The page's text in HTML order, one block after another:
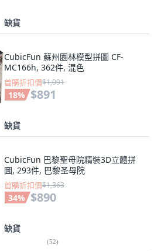
缺貨
CubicFun 蘇州園林模型拼圖 CF-
MC166h, 362件, 混色
首購折扣價$1,091
18% $891
缺貨
CubicFun 巴黎聖母院精裝3D立體拼
圖, 293件, 巴黎圣母院
首購折扣價$1,363
34% $890
缺貨
(52)